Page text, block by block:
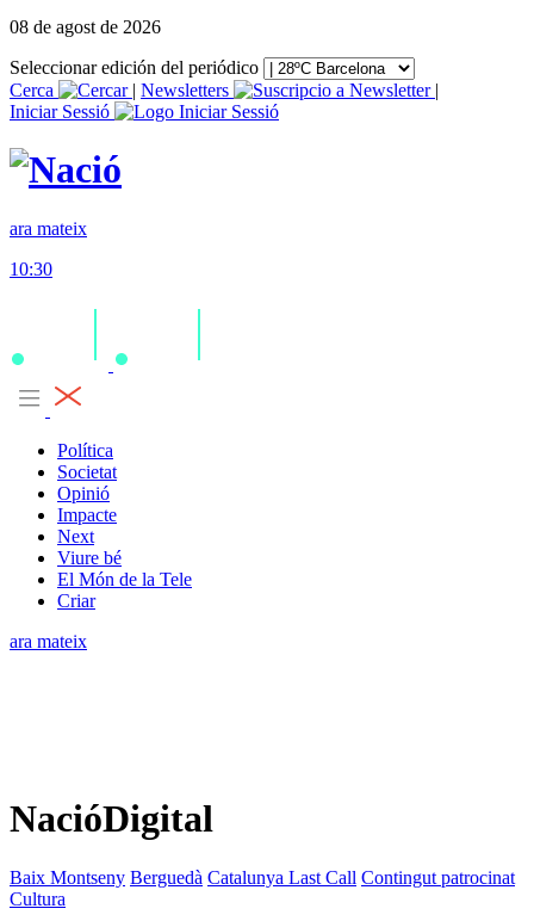
08 de agost de 2026
Seleccionar edición del periódico
Cerca
| Newsletters
|
Iniciar Sessió
ara mateix
10:30
Política
Societat
Opinió
Impacte
Next
Viure bé
El Món de la Tele
Criar
ara mateix
NacióDigital
Baix Montseny Berguedà Catalunya Last Call Contingut patrocinat
Cultura